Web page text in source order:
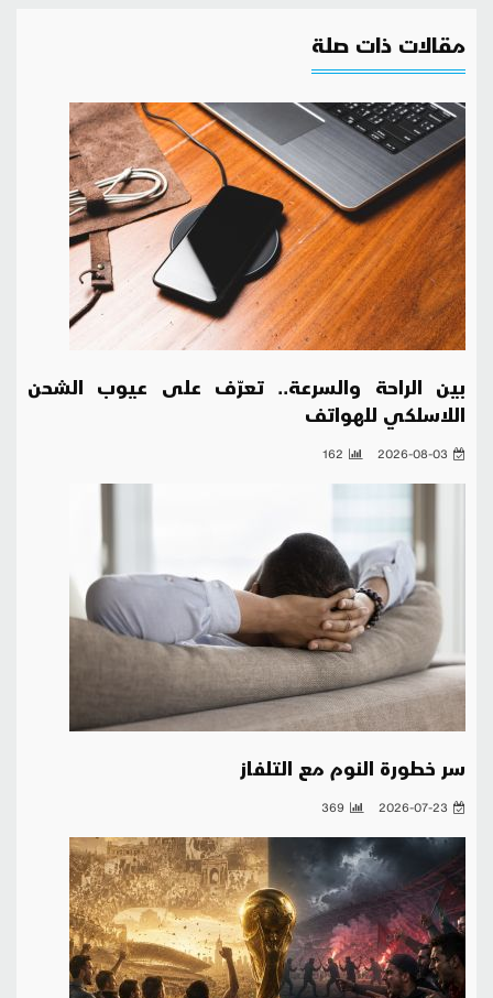
مقالات ذات صلة
بين الراحة والسرعة.. تعرّف على عيوب الشحن
اللاسلكي للهواتف
2026-08-03
162
سر خطورة النوم مع التلفاز
2026-07-23
369